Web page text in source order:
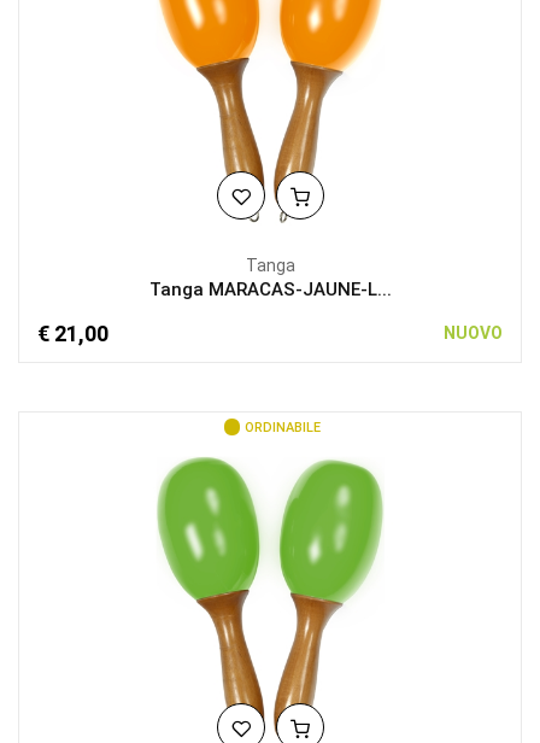
Tanga
Tanga MARACAS-JAUNE-L...
€ 21,00 NUOVO
ORDINABILE